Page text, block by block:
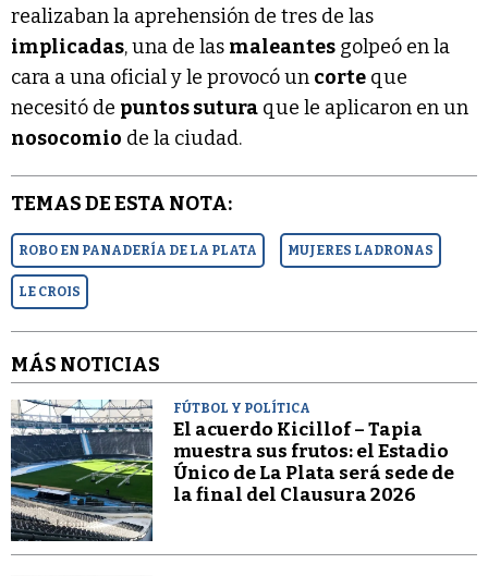
realizaban la aprehensión de tres de las
implicadas, una de las maleantes golpeó en la
cara a una oficial y le provocó un corte que
necesitó de puntos sutura que le aplicaron en un
nosocomio de la ciudad.
TEMAS DE ESTA NOTA:
ROBO EN PANADERÍA DE LA PLATA MUJERES LADRONAS
LE CROIS
MÁS NOTICIAS
FÚTBOL Y POLÍTICA
El acuerdo Kicillof – Tapia
muestra sus frutos: el Estadio
Único de La Plata será sede de
la final del Clausura 2026